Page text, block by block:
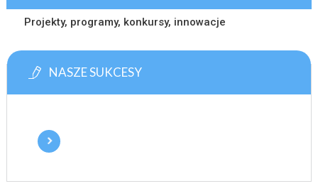
Projekty, programy, konkursy, innowacje
NASZE SUKCESY